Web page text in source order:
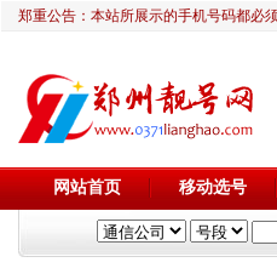
郑重公告：本站所展示的手机号码都必
网站首页 移动选号